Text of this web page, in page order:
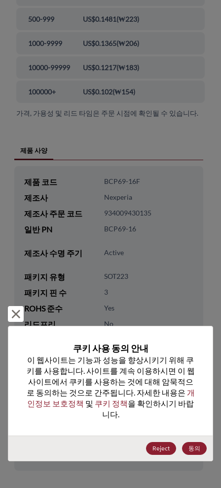
500-999 US$0.1481(₩223)
1000-9999 US$0.1365(₩206)
10000-99999 US$0.1217(₩183)
100000+ US$0.102(₩154)
가격, 가용성 및 리드 타임은 주문 시점에 확인될 수 있습니다.
제품 사양
제품 코드 BCP69-16F
제조사 Nexperia
제조사 주문 코드 934009430135
일반 PN BCP69-16
제조사 수명 주기 Active
패키지 유형 SOT223
패키지 핀 수 3
ROHS 준수 Yes
리드프리 No
패키지 수량 4000
기술 카테고리 Discretes
기술 하위 카테고리 Transistor
Bipolar Transistors
미국 HTS 코드 8541.29.0065
거부 및 닫기
쿠키 사용 동의 안내
이 웹사이트는 기능과 성능을 향상시키기 위해 쿠
키를 사용합니다. 사이트를 계속 이용하시면 이 웹
사이트에서 쿠키를 사용하는 것에 대해 암묵적으
로 동의하는 것으로 간주됩니다. 자세한 내용은 개
인정보 보호정책 및 쿠키 정책을 확인하시기 바랍
니다.
Reject 동의